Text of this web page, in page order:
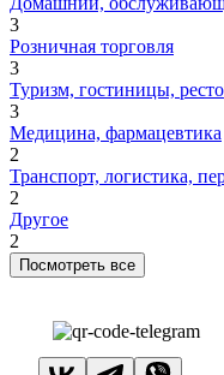
3
Розничная торговля
3
Туризм, гостиницы,
3
Медицина, фармацевтика
2
Транспорт, логистика,
2
Другое
2
Посмотреть все